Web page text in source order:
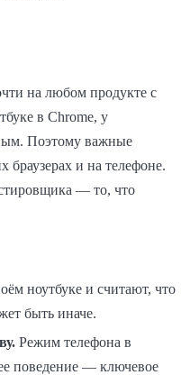
на любом продукте с
в Chrome, у
Поэтому важные
браузерах и на телефоне.
— то, что
ноутбуке и считают, что
быть иначе.
Режим телефона в
поведение — ключевое